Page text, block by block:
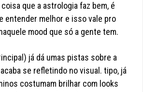
que a astrologia faz bem, é
entender melhor e isso vale pro
mood que só a gente tem.
já dá umas pistas sobre a
se refletindo no visual. tipo, já
costumam brilhar com looks